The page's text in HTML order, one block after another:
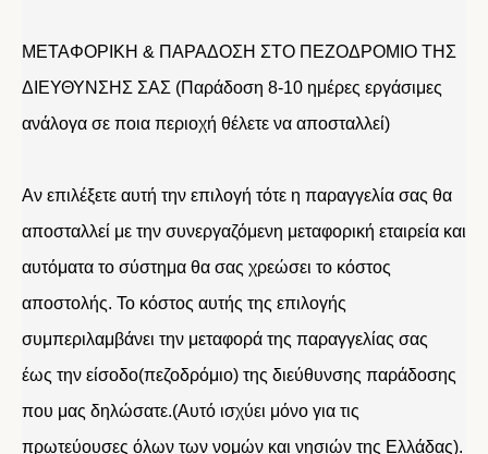
ΜΕΤΑΦΟΡΙΚΗ & ΠΑΡΑΔΟΣΗ ΣΤΟ ΠΕΖΟΔΡΟΜΙΟ ΤΗΣ
ΔΙΕΥΘΥΝΣΗΣ ΣΑΣ (Παράδοση 8-10 ημέρες εργάσιμες
ανάλογα σε ποια περιοχή θέλετε να αποσταλλεί)
Αν επιλέξετε αυτή την επιλογή τότε η παραγγελία σας θα
αποσταλλεί με την συνεργαζόμενη μεταφορική εταιρεία και
αυτόματα το σύστημα θα σας χρεώσει το κόστος
αποστολής. Το κόστος αυτής της επιλογής
συμπεριλαμβάνει την μεταφορά της παραγγελίας σας
έως την είσοδο(πεζοδρόμιο) της διεύθυνσης παράδοσης
που μας δηλώσατε.(Αυτό ισχύει μόνο για τις
πρωτεύουσες όλων των νομών και νησιών της Ελλάδας).